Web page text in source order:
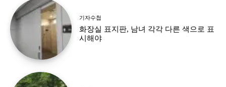
기자수첩
화장실 표지판, 남녀 각각 다른 색으로 표
시해야